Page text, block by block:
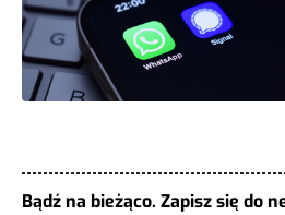
Bądź na bieżąco. Zapisz się do